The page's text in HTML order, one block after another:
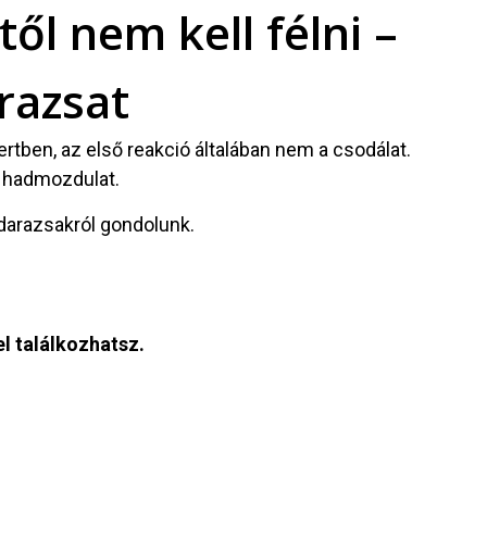
nem kell félni –
az első reakció általában nem a csodálat.
gondolunk.
találkozhatsz.